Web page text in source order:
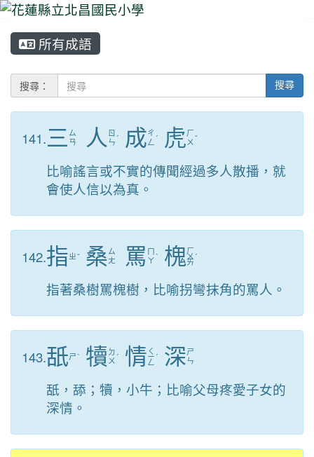
所有成語
搜尋： 搜尋
141.三 ㄙ
ㄢ
人 ㄖ
ㄣ ˊ 成ㄔ
ㄥ ˊ 虎ㄏ
ㄨ ˇ
比喻謠言或不實的傳聞經過多人散播，就
會使人信以為真。
142.指ㄓˇ 桑ㄙ
ㄤ
罵 ㄇ
ㄚˋ 槐ㄏ
ㄨ
ㄞ
ˊ
指著桑樹罵槐樹，比喻拐彎抹角的罵人。
143.舐ㄕˋ 犢 ㄉ
ㄨ ˊ 情 ㄑ
ㄧ
ㄥ
ˊ 深ㄕ
ㄣ
舐，舔；犢，小牛；比喻父母疼愛子女的
深情。